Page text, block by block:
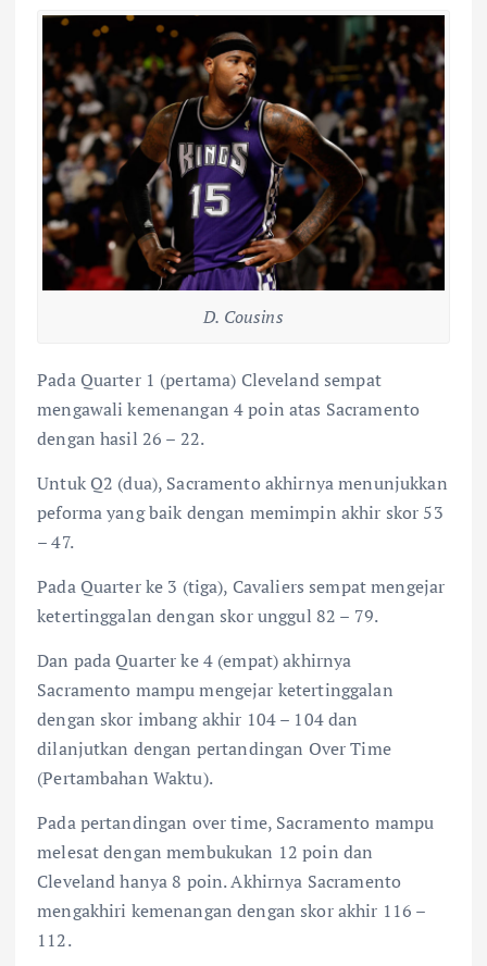
D. Cousins
Pada Quarter 1 (pertama) Cleveland sempat
mengawali kemenangan 4 poin atas Sacramento
dengan hasil 26 – 22.
Untuk Q2 (dua), Sacramento akhirnya menunjukkan
peforma yang baik dengan memimpin akhir skor 53
– 47.
Pada Quarter ke 3 (tiga), Cavaliers sempat mengejar
ketertinggalan dengan skor unggul 82 – 79.
Dan pada Quarter ke 4 (empat) akhirnya
Sacramento mampu mengejar ketertinggalan
dengan skor imbang akhir 104 – 104 dan
dilanjutkan dengan pertandingan Over Time
(Pertambahan Waktu).
Pada pertandingan over time, Sacramento mampu
melesat dengan membukukan 12 poin dan
Cleveland hanya 8 poin. Akhirnya Sacramento
mengakhiri kemenangan dengan skor akhir 116 –
112.